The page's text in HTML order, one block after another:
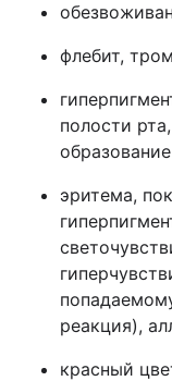
флебит,
полости
эритема,
реакция),
красный